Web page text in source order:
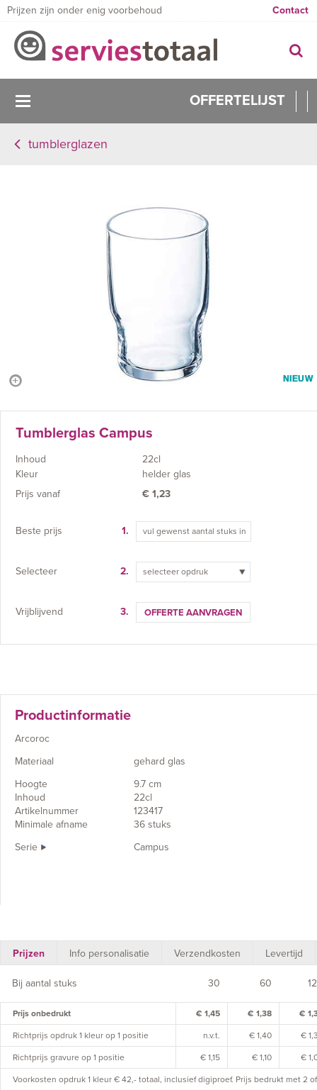
Prijzen zijn onder enig voorbehoud Contact
OFFERTELIJST
tumblerglazen
NIEUW
Tumblerglas Campus
Inhoud
22cl
Kleur
helder glas
Prijs vanaf
€ 1,23
Beste prijs 1.
Selecteer 2. selecteer opdruk
Vrijblijvend 3. OFFERTE AANVRAGEN
Productinformatie
Arcoroc
Materiaal
gehard glas
Hoogte
9.7 cm
Inhoud
22cl
Artikelnummer
123417
Minimale afname
36 stuks
Serie
Campus
Prijzen Info personalisatie Verzendkosten Levertijd
Bij aantal stuks 30 60
Prijs onbedrukt € 1,45 € 1,38 €
Richtprijs opdruk 1 kleur op 1 positie n.v.t. € 1,40 €
Richtprijs gravure op 1 positie € 1,15 € 1,10 €
Voorkosten opdruk 1 kleur € 42,- totaal, inclusief digiproef. Prijs bedrukt met 2